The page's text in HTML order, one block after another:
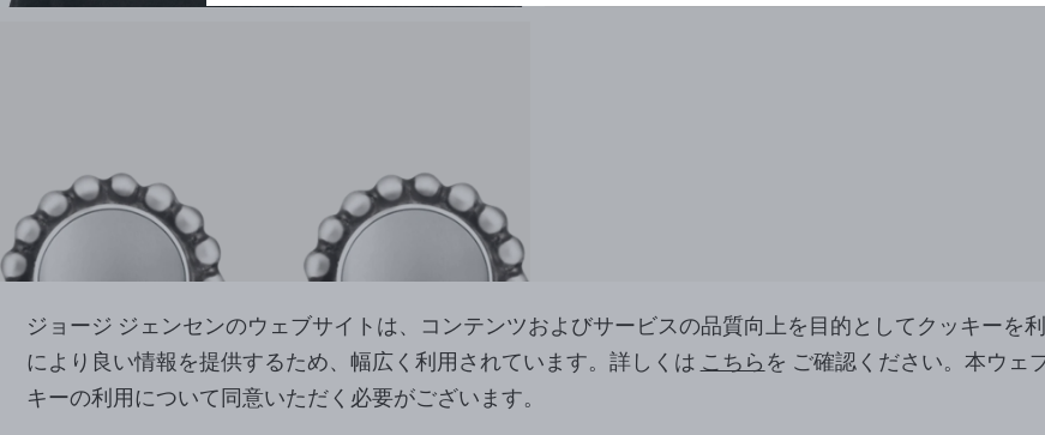
ジョージ ジェンセンのウェブサイトは、コンテンツおよびサービスの品質向上を目的としてクッキーを
により良い情報を提供するため、幅広く利用されています。詳しくは こちら を ご確認ください。本ウェ
キーの利用について同意いただく必要がございます。